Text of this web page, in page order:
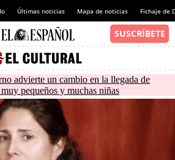
Últimas noticias Mapa de noticias Fichaje de
advierte un cambio en la llegada de
pequeños y muchas niñas